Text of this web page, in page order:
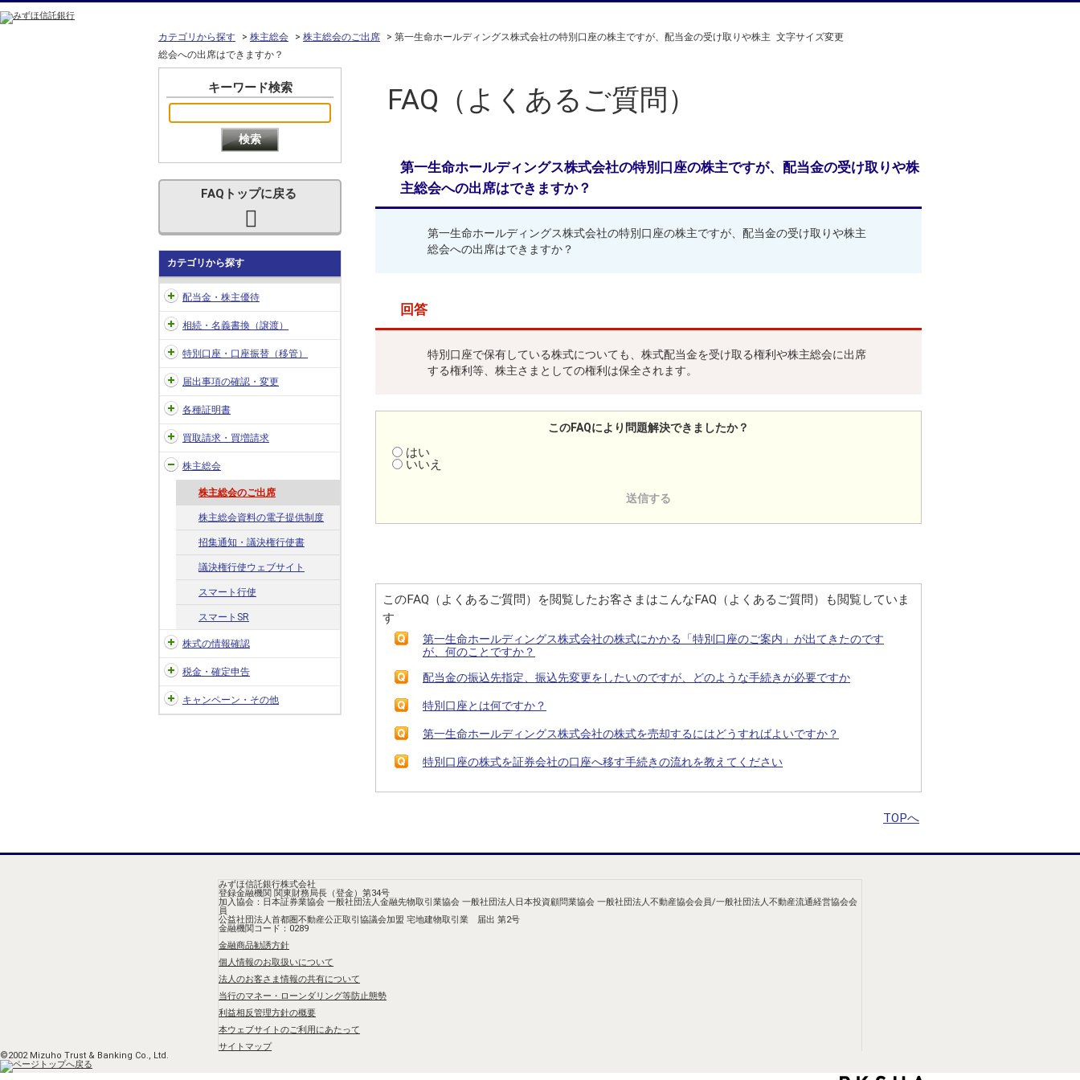
文字サイズ変更
カテゴリから探す > 株主総会 > 株主総会のご出席 > 第一生命ホールディングス株式会社の特別口座の株主ですが、配当金の受け取りや株主
総会への出席はできますか？
キーワード検索
FAQトップに戻る
カテゴリから探す
配当金・株主優待
相続・名義書換（譲渡）
特別口座・口座振替（移管）
届出事項の確認・変更
各種証明書
買取請求・買増請求
株主総会
株主総会のご出席
株主総会資料の電子提供制度
招集通知・議決権行使書
議決権行使ウェブサイト
スマート行使
スマートSR
株式の情報確認
税金・確定申告
キャンペーン・その他
FAQ（よくあるご質問）
第一生命ホールディングス株式会社の特別口座の株主ですが、配当金の受け取りや株
主総会への出席はできますか？
第一生命ホールディングス株式会社の特別口座の株主ですが、配当金の受け取りや株主
総会への出席はできますか？
回答
特別口座で保有している株式についても、株式配当金を受け取る権利や株主総会に出席
する権利等、株主さまとしての権利は保全されます。
このFAQにより問題解決できましたか？
はい
いいえ
このFAQ（よくあるご質問）を閲覧したお客さまはこんなFAQ（よくあるご質問）も閲覧していま
す
第一生命ホールディングス株式会社の株式にかかる「特別口座のご案内」が出てきたのです
が、何のことですか？
配当金の振込先指定、振込先変更をしたいのですが、どのような手続きが必要ですか
特別口座とは何ですか？
第一生命ホールディングス株式会社の株式を売却するにはどうすればよいですか？
特別口座の株式を証券会社の口座へ移す手続きの流れを教えてください
TOPへ
みずほ信託銀行株式会社
登録金融機関 関東財務局長（登金）第34号
加入協会：日本証券業協会 一般社団法人金融先物取引業協会 一般社団法人日本投資顧問業協会 一般社団法人不動産協会会員/一般社団法人不動産流通経営協会会
員
公益社団法人首都圏不動産公正取引協議会加盟 宅地建物取引業 届出 第2号
金融機関コード：0289
金融商品勧誘方針
個人情報のお取扱いについて
法人のお客さま情報の共有について
当行のマネー・ローンダリング等防止態勢
利益相反管理方針の概要
本ウェブサイトのご利用にあたって
サイトマップ
©2002 Mizuho Trust & Banking Co., Ltd.